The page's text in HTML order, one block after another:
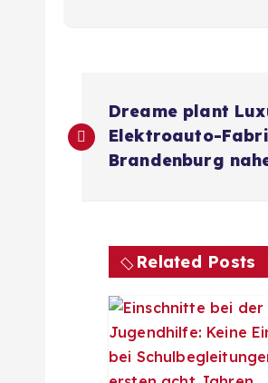
e
Dreame plant
Elektroauto-
Brandenburg
Related Posts